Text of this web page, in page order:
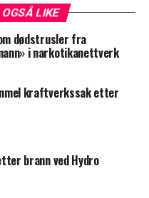
LIKE
dødstrusler fra
i narkotikanettverk
kraftverkssak etter
brann ved Hydro